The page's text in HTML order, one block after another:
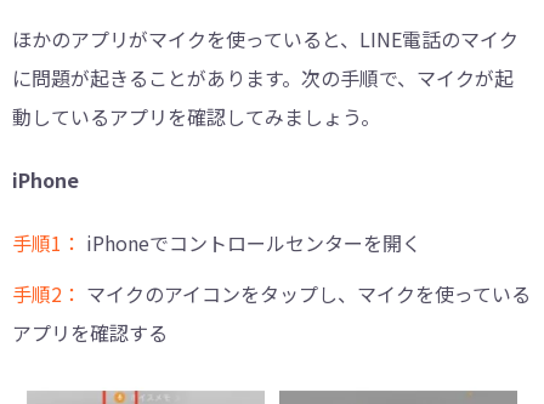
ほかのアプリがマイクを使っていると、LINE電話のマイク
に問題が起きることがあります。次の手順で、マイクが起
動しているアプリを確認してみましょう。
iPhone
手順1： iPhoneでコントロールセンターを開く
手順2： マイクのアイコンをタップし、マイクを使っている
アプリを確認する